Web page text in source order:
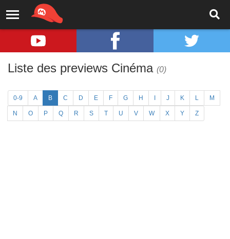
Liste des previews Cinéma (0)
0-9 A B C D E F G H J K L M
N O P Q R S T U V W X Y Z